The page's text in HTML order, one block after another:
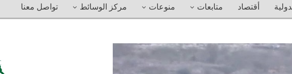
أقتصاد متابعات منوعات مركز الوسائط تواصل معنا